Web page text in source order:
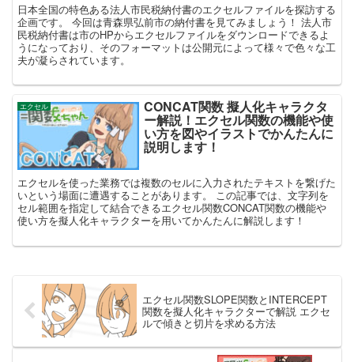
日本全国の特色ある法人市民税納付書のエクセルファイルを探訪する
企画です。 今回は青森県弘前市の納付書を見てみましょう！ 法人市
民税納付書は市のHPからエクセルファイルをダウンロードできるよ
うになっており、そのフォーマットは公開元によって様々で色々な工
夫が凝らされています。
エクセル CONCAT関数 擬人化キャラクタ
ー解説！エクセル関数の機能や使
い方を図やイラストでかんたんに
説明します！
エクセルを使った業務では複数のセルに入力されたテキストを繋げた
いという場面に遭遇することがあります。 この記事では、文字列を
セル範囲を指定して結合できるエクセル関数CONCAT関数の機能や
使い方を擬人化キャラクターを用いてかんたんに解説します！
エクセル関数SLOPE関数とINTERCEPT
関数を擬人化キャラクターで解説 エクセ
ルで傾きと切片を求める方法